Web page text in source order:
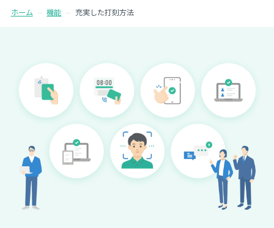
ホーム 機能 充実した打刻方法